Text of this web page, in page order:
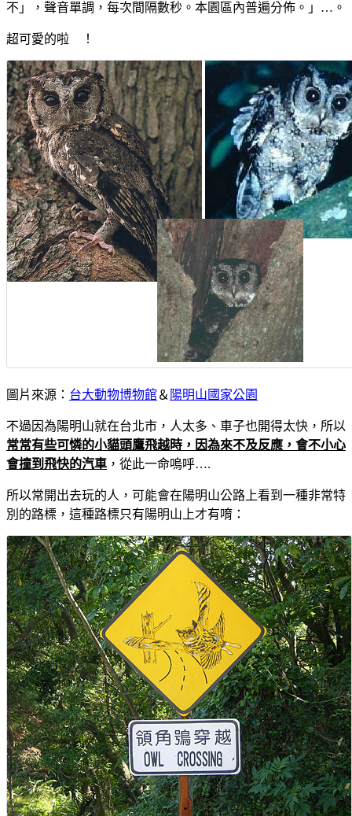
不」，聲音單調，每次間隔數秒。本園區內普遍分佈。」…。
超可愛的啦 ！
圖片來源： 台大動物博物館＆ 陽明山國家公園
不過因為陽明山就在台北市，人太多、車子也開得太快，所以
常常有些可憐的小貓頭鷹飛越時，因為來不及反應，會不小心
會撞到飛快的汽車 ，從此一命嗚呼….
所以常開出去玩的人，可能會在陽明山公路上看到一種非常特
別的路標，這種路標只有陽明山上才有唷：